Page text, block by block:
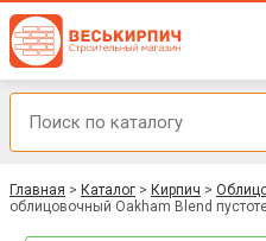
Главная > Каталог > Кирпич >
облицовочный Oakham Blend